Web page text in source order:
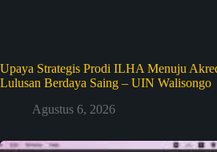
Upaya Strategis Prodi ILHA Menuju
Lulusan Berdaya Saing – UIN Walisongo
Agustus 6, 2026